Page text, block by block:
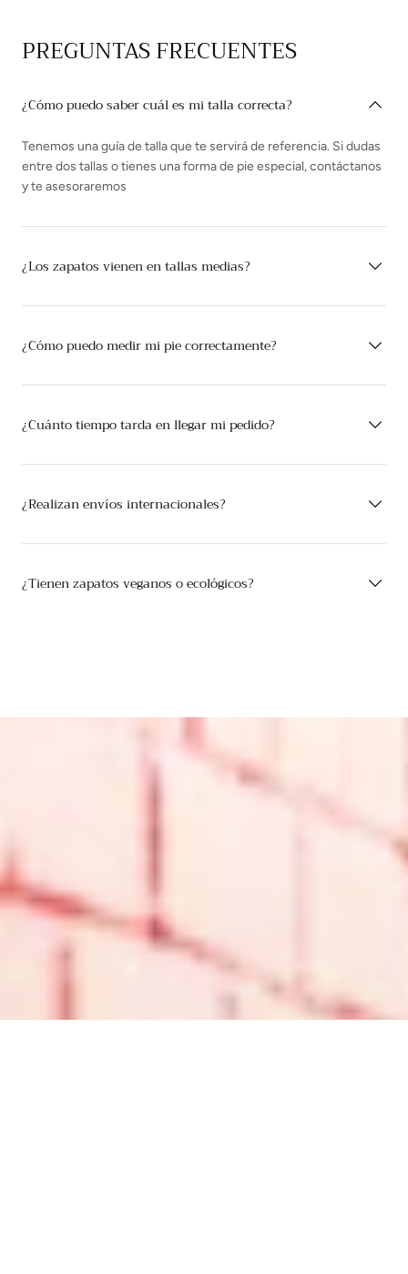
PREGUNTAS FRECUENTES
¿Cómo puedo saber cuál es mi talla correcta?
Tenemos una guía de talla que te servirá de referencia. Si dudas
entre dos tallas o tienes una forma de pie especial, contáctanos
y te asesoraremos
¿Los zapatos vienen en tallas medias?
¿Cómo puedo medir mi pie correctamente?
¿Cuánto tiempo tarda en llegar mi pedido?
¿Realizan envíos internacionales?
¿Tienen zapatos veganos o ecológicos?